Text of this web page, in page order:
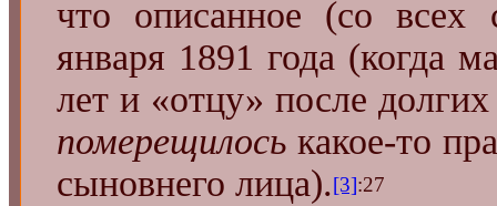
что описанное (со всех
января 1891 года (когда
лет и «отцу» после
померещилось какое-то
сыновнего лица).[3]:27